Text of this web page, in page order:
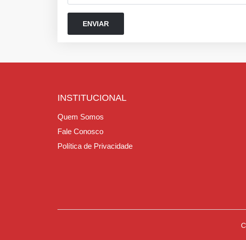
INSTITUCIONAL
Quem Somos
Fale Conosco
Política de Privacidade